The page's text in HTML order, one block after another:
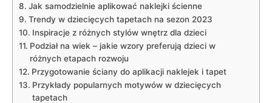
Jak samodzielnie aplikować naklejki​ ścienne
Trendy w⁤ dziecięcych tapetach na ⁣sezon ⁢2023
Inspiracje z różnych stylów wnętrz⁤ dla dzieci
Podział na ‌wiek – jakie wzory preferują dzieci w
różnych etapach ​rozwoju
Przygotowanie ściany⁤ do aplikacji ⁢naklejek ⁢i tapet
Przykłady popularnych motywów w dziecięcych
tapetach